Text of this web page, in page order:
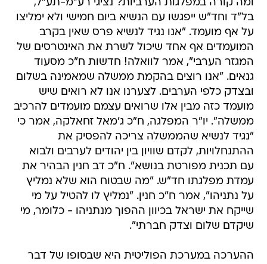
ומה קורה במפלגות הערביות? נציגי רע"מ-תע"ל,
בל"ד וחד"ש ייפגשו עם הנשיא ביום חמישי ולא ימליצו
על אף מועמד. "אנו נגיד לנשיא פרס שאין בקרב
המועמדים אף אחד שיכול לשרת את האינטרסים של
המגזר הערבי", אמר לוואלה! חדשות ח"כ מסעוד
גנאים. "אנו רוצים בהקמת ממשלה שמאמינה בשלום
ובצדק כלפי הערבים. לצערנו אנו לא רואים שיש
מועמד כזה מבין אלו שרואים עצמם מועמדים להרכיב
ממשלה". יו"ר המפלגה, ח"כ ג'מאל זחאלקה, אמר כי
"נגיד לנשיא שהממשלה צריכה להפסיק את
ההתנחלויות, לקדם שוויון בין יהודים לערבים ולבוא
עם תכנית מפורטת בנושא". ח"כ דב חנין הבהיר את
עמדת מפלגתו חד"ש. "מה שבטוח הוא שלא נמליץ
על נתניהו", אמר ח"כ חנין. "נמליץ לו להטיל על מי
שייקח את ישראל בכיוון ההפוך מנתניהו - כלומר, מי
שיקדם שלום וצדק חברתי".
ההערכה במערכת הפוליטית היא שבסופו של דבר